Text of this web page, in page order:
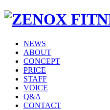
NEWS
ABOUT
CONCEPT
PRICE
STAFF
VOICE
Q&A
CONTACT